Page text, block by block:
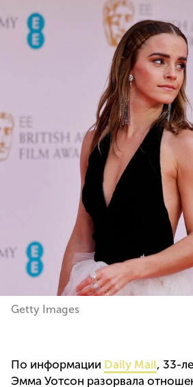
Getty Images
По информации Dailу Mail, 33-
Эмма Уотсон разорвала